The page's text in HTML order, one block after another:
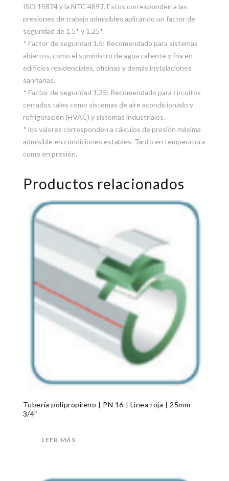
ISO 15874 y la NTC 4897. Estos corresponden a las
presiones de trabajo admisibles aplicando un factor de
seguridad de 1,5* y 1,25*.
* Factor de seguridad 1,5: Recomendado para sistemas
abiertos, como el suministro de agua caliente y fría en
edificios residenciales, oficinas y demás instalaciones
sanitarias.
* Factor de seguridad 1,25: Recomendado para circuitos
cerrados tales como sistemas de aire acondicionado y
refrigeración (HVAC) y sistemas industriales.
* los valores corresponden a cálculos de presión máxima
admisible en condiciones estables. Tanto en temperatura
como en presión.
Productos relacionados
Tubería polipropileno | PN 16 | Linea roja | 25mm –
3/4″
LEER MÁS